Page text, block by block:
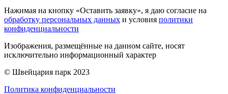
Нажимая на кнопку «Оставить заявку», я даю согласие на
обработку персональных данных и условия политики
конфиденциальности
Изображения, размещённые на данном сайте, носят
исключительно информационный характер
© Швейцария парк 2023
Политика конфиденциальности